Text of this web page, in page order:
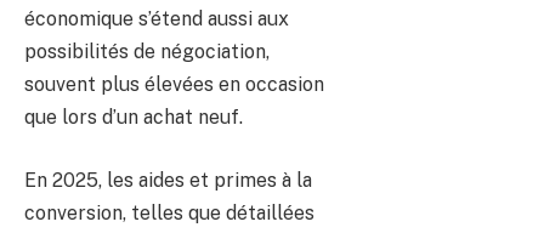
économique s’étend aussi aux
possibilités de négociation,
souvent plus élevées en occasion
que lors d’un achat neuf.
En 2025, les aides et primes à la
conversion, telles que détaillées